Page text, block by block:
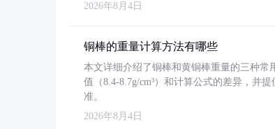
2026年8月4日
铜棒的重量计算方法有哪些
本文详细介绍了铜棒和黄铜棒重量的三种常
值（8.4-8.7g/cm³）和计算公式的差异，并
准。
2026年8月4日